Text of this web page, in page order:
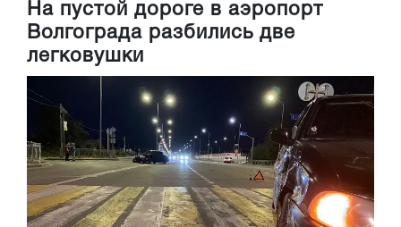
На пустой дороге в аэропорт
Волгограда разбились две
легковушки